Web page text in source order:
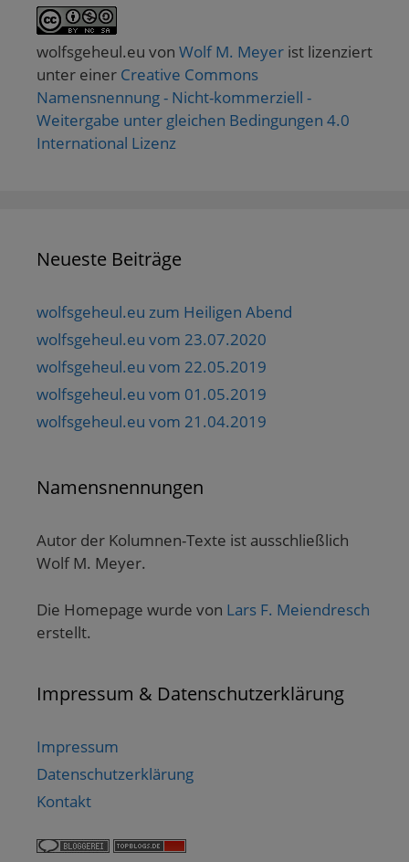
wolfsgeheul.eu von Wolf M. Meyer ist lizenziert
unter einer Creative Commons
Namensnennung - Nicht-kommerziell -
Weitergabe unter gleichen Bedingungen 4.0
International Lizenz
Neueste Beiträge
wolfsgeheul.eu zum Heiligen Abend
wolfsgeheul.eu vom 23.07.2020
wolfsgeheul.eu vom 22.05.2019
wolfsgeheul.eu vom 01.05.2019
wolfsgeheul.eu vom 21.04.2019
Namensnennungen
Autor der Kolumnen-Texte ist ausschließlich
Wolf M. Meyer.
Die Homepage wurde von Lars F. Meiendresch
erstellt.
Impressum & Datenschutzerklärung
Impressum
Datenschutzerklärung
Kontakt